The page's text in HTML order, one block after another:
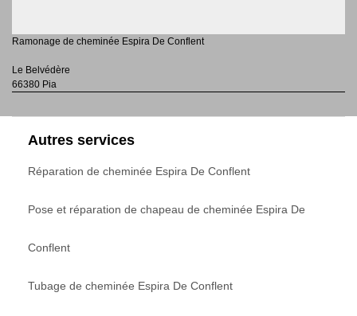
Ramonage de cheminée Espira De Conflent
Le Belvédère
66380 Pia
Autres services
Réparation de cheminée Espira De Conflent
Pose et réparation de chapeau de cheminée Espira De
Conflent
Tubage de cheminée Espira De Conflent